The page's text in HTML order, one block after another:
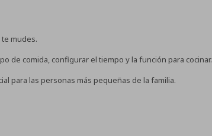
mudes.
de comida, configurar el tiempo y la función para cocinar.
para las personas más pequeñas de la familia.